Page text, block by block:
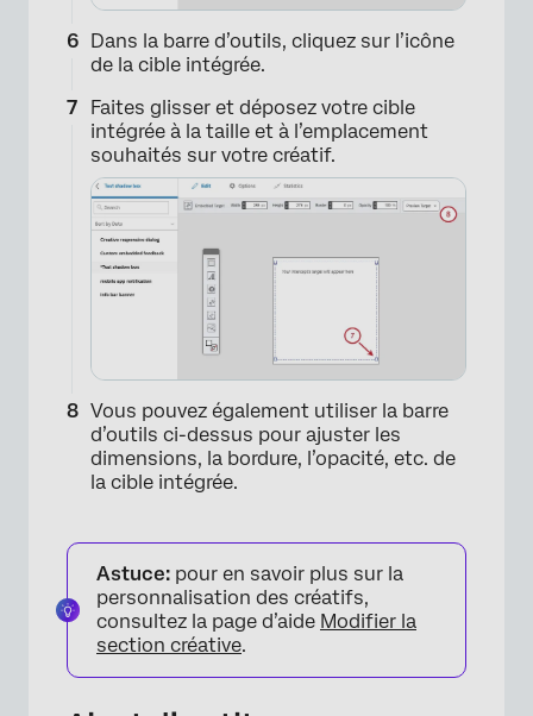
Dans la barre d’outils, cliquez sur l’icône
de la cible intégrée.
Faites glisser et déposez votre cible
intégrée à la taille et à l’emplacement
souhaités sur votre créatif.
Vous pouvez également utiliser la barre
d’outils ci-dessus pour ajuster les
dimensions, la bordure, l’opacité, etc. de
la cible intégrée.
Astuce: pour en savoir plus sur la
personnalisation des créatifs,
consultez la page d’aide Modifier la
section créative.